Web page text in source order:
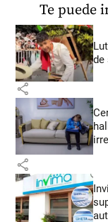
Te puede
de
share
share